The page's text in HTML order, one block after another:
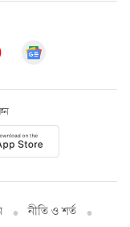
নীতি ও শর্ত